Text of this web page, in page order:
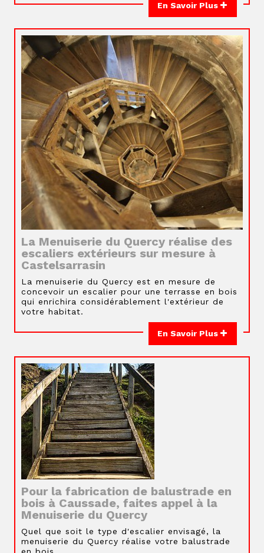
En Savoir Plus
La Menuiserie du Quercy réalise des
escaliers extérieurs sur mesure à
Castelsarrasin
La menuiserie du Quercy est en mesure de
concevoir un escalier pour une terrasse en bois
qui enrichira considérablement l'extérieur de
votre habitat.
En Savoir Plus
Pour la fabrication de balustrade en
bois à Caussade, faites appel à la
Menuiserie du Quercy
Quel que soit le type d'escalier envisagé, la
menuiserie du Quercy réalise votre balustrade